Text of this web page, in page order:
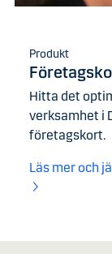
Produkt
Hitta det
verksamhet i
företagskort.
Läs mer och